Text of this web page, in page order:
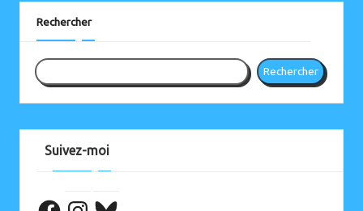
Rechercher
Rechercher
Suivez-moi
Facebook